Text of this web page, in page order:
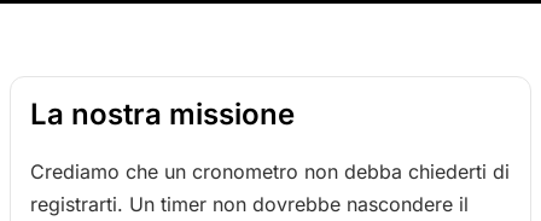
La nostra missione
Crediamo che un cronometro non debba chiederti di
registrarti. Un timer non dovrebbe nascondere il